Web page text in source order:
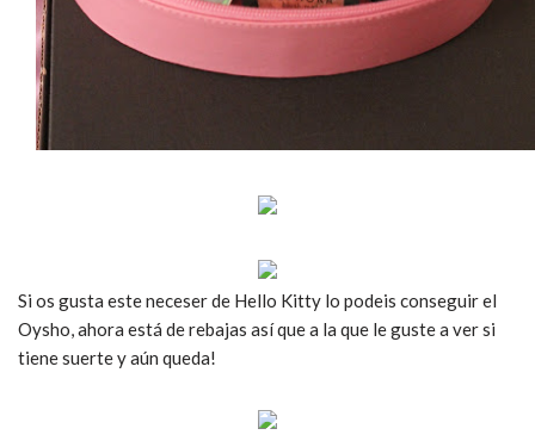
Si os gusta este neceser de Hello Kitty lo podeis conseguir el
Oysho, ahora está de rebajas así que a la que le guste a ver si
tiene suerte y aún queda!